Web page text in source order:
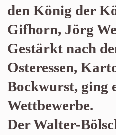
den König der
Gifhorn, Jörg
Gestärkt nach
Osteressen,
Bockwurst, ging
Wettbewerbe.
Der Walter-